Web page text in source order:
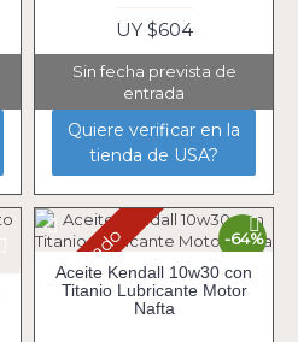
UY $604
Sin fecha prevista de
entrada
Quiere verificar en la
tienda de USA?
-64%
Agotado
Aceite Kendall 10w30 con
Titanio Lubricante Motor
Nafta